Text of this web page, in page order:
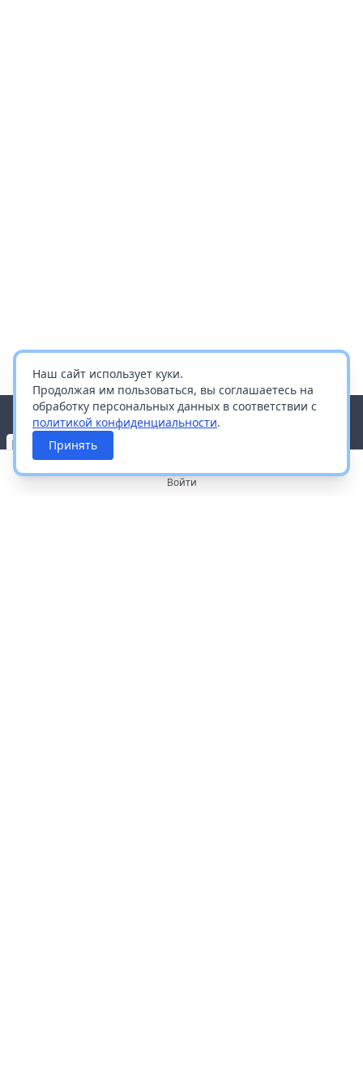
Наш сайт использует куки.
Продолжая им пользоваться, вы соглашаетесь на
обработку персональных данных в соответствии с
политикой конфиденциальности.
Принять
Войти